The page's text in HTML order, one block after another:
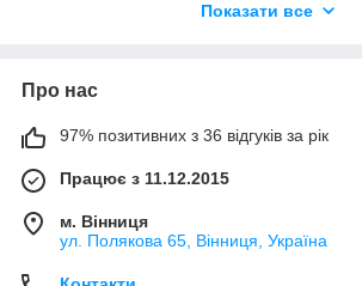
екологічні — не викидають вихлопів у
акумулятор і регулятор потужності.
Електродвигуни підходять для ПВХ та
їх використовують на невеликих
Показати все
Про нас
97% позитивних з 36 відгуків за рік
Працює з 11.12.2015
м. Вінниця
ул. Полякова 65, Вінниця, Україна